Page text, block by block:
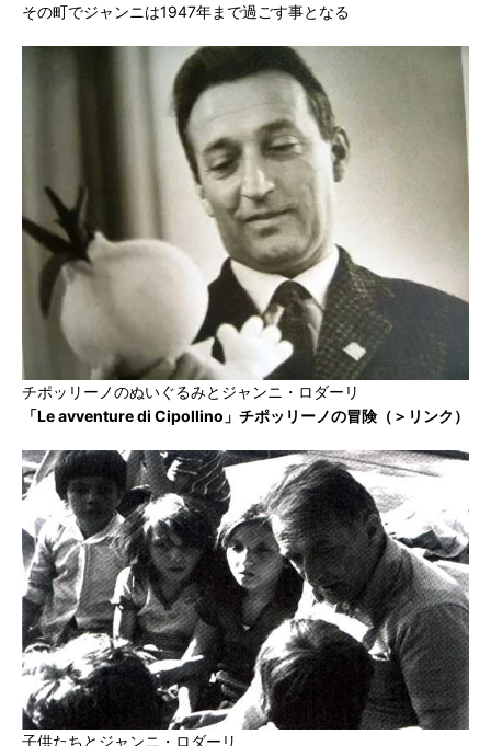
その町でジャンニは1947年まで過ごす事となる
チポッリーノのぬいぐるみとジャンニ・ロダーリ
「Le avventure di Cipollino」チポッリーノの冒険（＞リンク）
子供たちとジャンニ・ロダーリ